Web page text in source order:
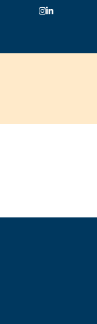
Instagram
LinkedIn